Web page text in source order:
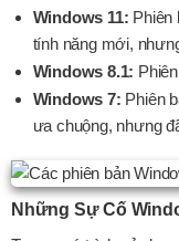
Windows 11: Phiên
tính năng mới,
Windows 8.1:
Windows 7: Phiên
ưa chuộng, nhưng
Những Sự Cố